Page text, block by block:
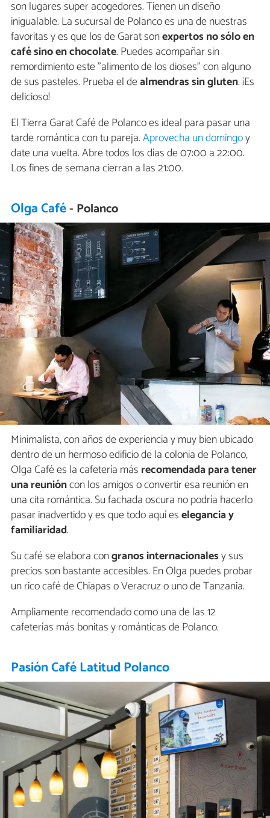
son lugares super acogedores. Tienen un diseño
inigualable. La sucursal de Polanco es una de nuestras
favoritas y es que los de Garat sonexpertos no sólo en
café sino en chocolate. Puedes acompañar sin
remordimiento este "alimento de los dioses" con alguno
de sus pasteles. Prueba el dealmendras sin gluten. ¡Es
delicioso!
El Tierra Garat Café de Polanco es ideal para pasar una
tarde romántica con tu pareja.Aprovecha un domingoy
date una vuelta. Abre todos los días de 07:00 a 22:00.
Los fines de semana cierran a las 21:00.
Olga Café- Polanco
Minimalista, con años de experiencia y muy bien ubicado
dentro de un hermoso edificio de la colonia de Polanco,
Olga Café es la cafetería más recomendada para tener
una reunióncon los amigos o convertir esa reunión en
una cita romántica. Su fachada oscura no podría hacerlo
pasar inadvertido y es que todo aquí eselegancia y
familiaridad.
Su café se elabora congranos internacionalesy sus
precios son bastante accesibles. En Olga puedes probar
un rico café de Chiapas o Veracruz o uno de Tanzania.
Ampliamente recomendado como una de las 12
cafeterías más bonitas y románticas de Polanco.
Pasión Café Latitud Polanco